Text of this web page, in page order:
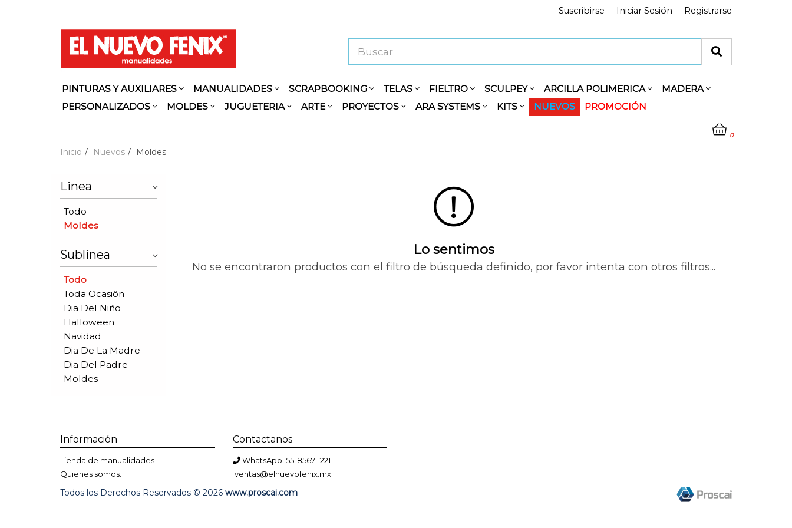
Registrarse
Iniciar Sesión
Suscribirse
PINTURAS Y AUXILIARES MANUALIDADES SCRAPBOOKING TELAS FIELTRO SCULPEY ARCILLA POLIMERICA
MADERA
PERSONALIZADOS
MOLDES JUGUETERIA ARTE PROYECTOS ARA SYSTEMS KITS NUEVOS PROMOCIÓN
0
Inicio Nuevos Moldes
Linea
Todo
Moldes
Sublinea
Todo
Toda Ocasiôn
Dia Del Niño
Halloween
Navidad
Dia De La Madre
Dia Del Padre
Moldes
Lo sentimos
No se encontraron productos con el filtro de búsqueda definido, por favor intenta con otros filtros...
Información
Tienda de manualidades
Quienes somos.
Contactanos
WhatsApp: 55-8567-1221
ventas@elnuevofenix.mx
Todos los Derechos Reservados © 2026 www.proscai.com